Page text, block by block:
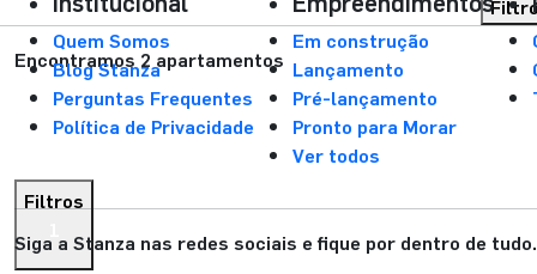
Quem Somos
Blog Stanza
Perguntas Frequentes
Política de Privacidade
Em construção
Lançamento
Pré-lançamento
Pronto para Morar
Ver todos
Siga a Stanza nas redes sociais e fique por dentro de tudo.
Encontramos 2 apartamentos
Filtros